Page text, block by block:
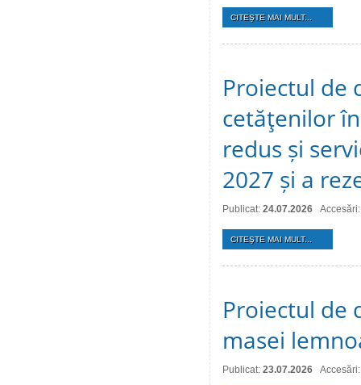
CITEŞTE MAI MULT...
Proiectul de
cetăţenilor
redus și
2027 și a
Publicat: 24.07.2026
CITEŞTE MAI MULT...
Proiectul de
masei
Publicat: 23.07.2026